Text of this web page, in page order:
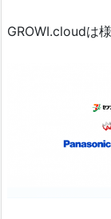
GROWI.cloudは